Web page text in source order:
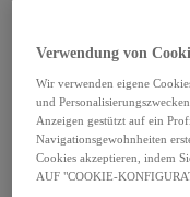
Verwendung von
Wir verwenden eigene
und
Anzeigen gestützt auf ein
Navigationsgewohnheiten
Cookies akzeptieren, indem
AUF "COOKIE-